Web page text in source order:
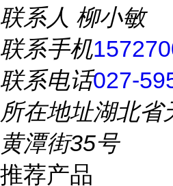
联系人 柳小敏
联系手机
联系电话027-
所在地址湖北省
黄潭街35号
推荐产品